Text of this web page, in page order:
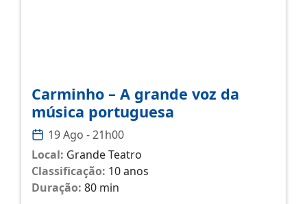
Carminho – A grande voz da
música portuguesa
19 Ago - 21h00
Local: Grande Teatro
Classificação: 10 anos
Duração: 80 min